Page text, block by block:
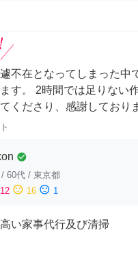
不在となってしまった中
す。 2時間では足りない
くださり、感謝しており
check_circle
/ 60代 / 東京都
sentiment_neutral 16 sentiment_dissatisfied 1
い家事代行及び清掃